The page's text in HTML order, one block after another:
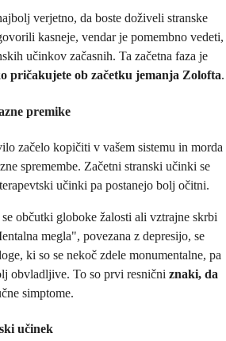
verjetno, da boste doživeli stranske
kasneje, vendar je pomembno vedeti,
učinkov začasnih. Ta začetna faza je
pričakujete ob začetku jemanja Zolofta.
premike
začelo kopičiti v vašem sistemu in morda
spremembe. Začetni stranski učinki se
učinki pa postanejo bolj očitni.
občutki globoke žalosti ali vztrajne skrbi
megla", povezana z depresijo, se
ki so se nekoč zdele monumentalne, pa
obvladljive. To so prvi resnični znaki, da
simptome.
učinek